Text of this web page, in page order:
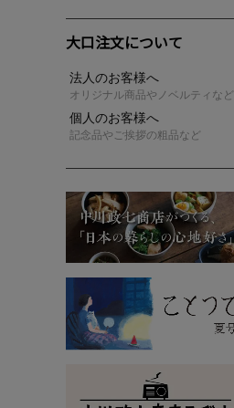
大口注文について
法人のお客様へ
オリジナル商品やノベルティなど
個人のお客様へ
記念品やご挨拶の粗品など